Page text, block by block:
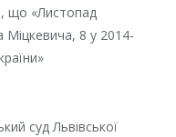
що «Листопад
Міцкевича, 8 у 2014-
суд Львівської